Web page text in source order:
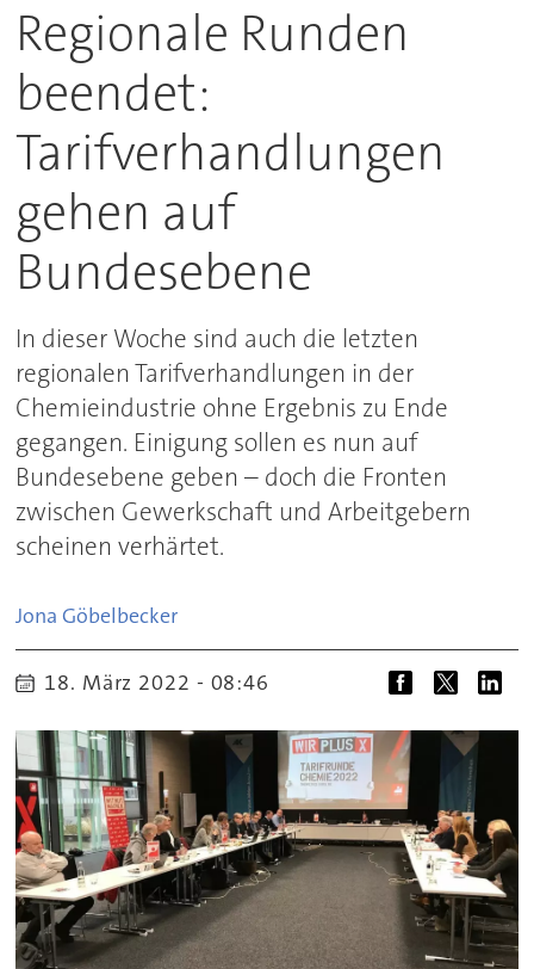
Regionale Runden
beendet:
Tarifverhandlungen
gehen auf
Bundesebene
In dieser Woche sind auch die letzten
regionalen Tarifverhandlungen in der
Chemieindustrie ohne Ergebnis zu Ende
gegangen. Einigung sollen es nun auf
Bundesebene geben – doch die Fronten
zwischen Gewerkschaft und Arbeitgebern
scheinen verhärtet.
Jona Göbelbecker
18. März 2022 - 08:46